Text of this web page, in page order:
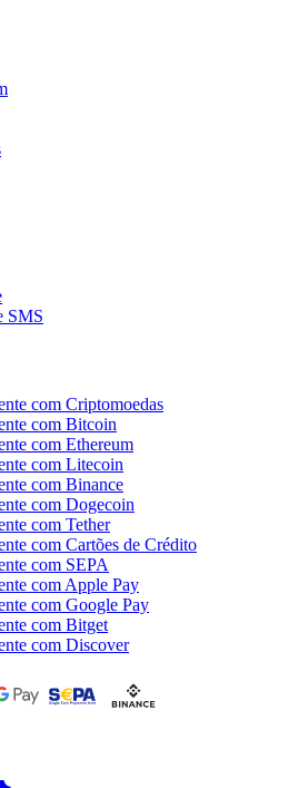
SMS
com Criptomoedas
com Bitcoin
com Ethereum
com Litecoin
com Binance
com Dogecoin
com Tether
com Cartões de Crédito
com SEPA
com Apple Pay
com Google Pay
com Bitget
com Discover